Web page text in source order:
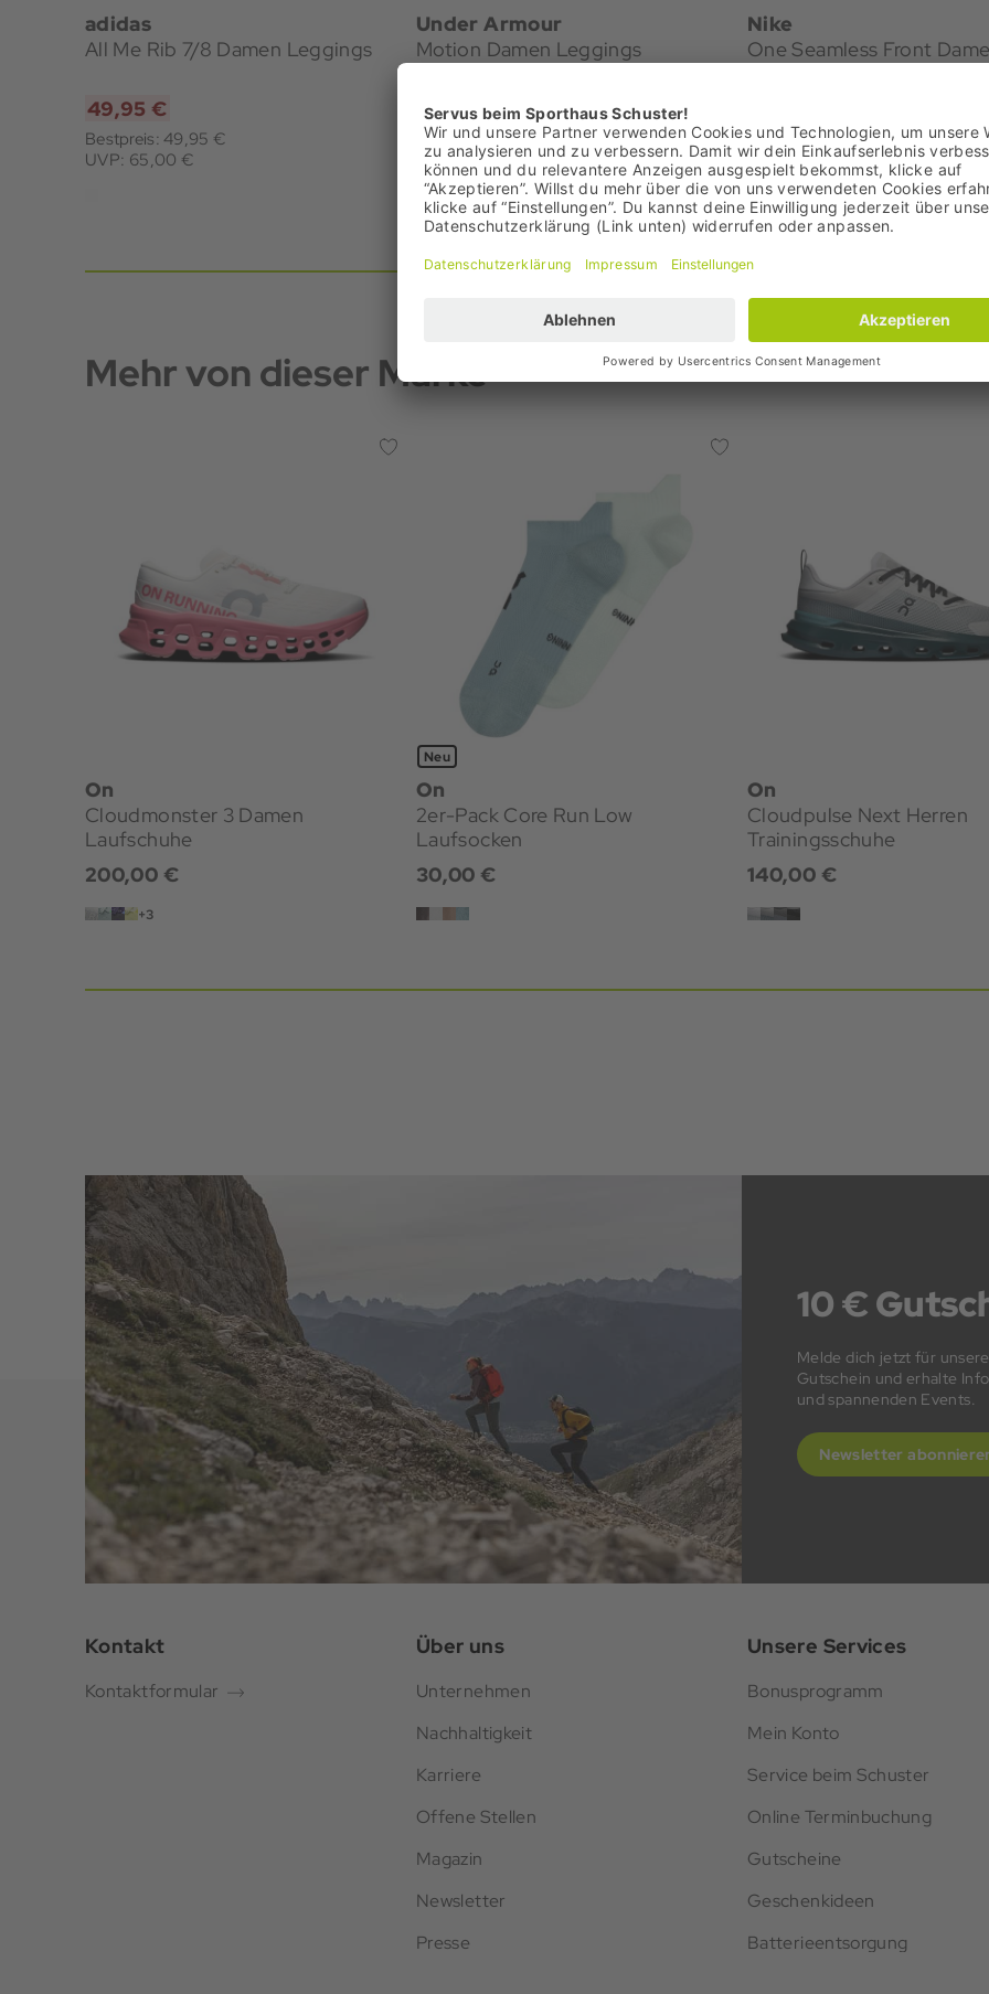
adidas
All Me Rib 7/8 Damen Leggings
49,95 €
Bestpreis: 49,95 €
UVP: 65,00 €
Under Armour
Motion Damen Leggings
29,95 €
Bestpreis: 29,95 €
UVP: 48,00 €
+1
Nike
One Seamless Front Damen
Bestpreis: 34,95 €
UVP: 49,99 €
Mehr von dieser Marke
On
Cloudmonster 3 Damen
Laufschuhe
200,00 €
+3
Neu
On
2er-Pack Core Run Low
Laufsocken
30,00 €
On
Cloudpulse Next Herren
Trainingsschuhe
140,00 €
10 €
Melde dich jetzt für
Gutschein und erhalte
und spannenden Events.
Newsletter
Kontakt
Kontaktformular
Über uns
Unternehmen
Nachhaltigkeit
Karriere
Offene Stellen
Magazin
Newsletter
Presse
Unsere Services
Bonusprogramm
Mein Konto
Service beim Schuster
Online Terminbuchung
Gutscheine
Geschenkideen
Batterieentsorgung